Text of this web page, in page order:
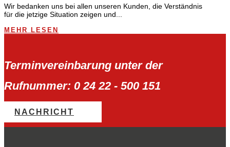
Wir bedanken uns bei allen unseren Kunden, die Verständnis
für die jetzige Situation zeigen und...
MEHR LESEN
Terminvereinbarung unter der
Rufnummer: 0 24 22 - 500 151
NACHRICHT